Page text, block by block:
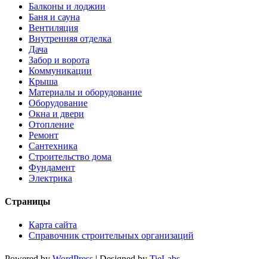
Балконы и лоджии
Баня и сауна
Вентиляция
Внутренняя отделка
Дача
Забор и ворота
Коммуникации
Крыша
Материалы и оборудование
Оборудование
Окна и двери
Отопление
Ремонт
Сантехника
Строительство дома
Фундамент
Электрика
Страницы
Карта сайта
Справочник строительных организаций